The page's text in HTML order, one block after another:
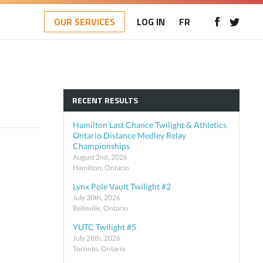
OUR SERVICES LOG IN FR
RECENT RESULTS
Hamilton Last Chance Twilight & Athletics
Ontario Distance Medley Relay
Championships
August 2nd, 2026
Hamilton, Ontario
Lynx Pole Vault Twilight #2
July 30th, 2026
Belleville, Ontario
YUTC Twilight #5
July 28th, 2026
Toronto, Ontario